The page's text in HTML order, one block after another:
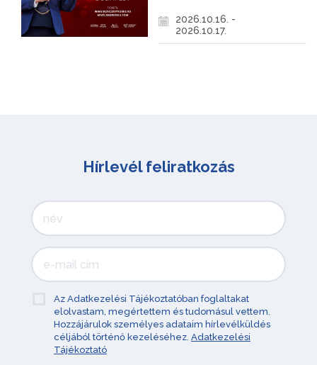
2026.10.16. -
2026.10.17.
Hírlevél feliratkozás
Az Adatkezelési Tájékoztatóban foglaltakat
elolvastam, megértettem és tudomásul vettem.
Hozzájárulok személyes adataim hírlevélküldés
céljából történő kezeléséhez. Adatkezelési
Tájékoztató